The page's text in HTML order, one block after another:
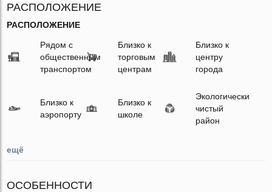
РАСПОЛОЖЕНИЕ
РАСПОЛОЖЕНИЕ
Рядом с
общественным
транспортом
Близко к
торговым
центрам
Близко к
центру
города
Близко к
аэропорту
Близко к
школе
Экологически
чистый
район
ещё
ОСОБЕННОСТИ